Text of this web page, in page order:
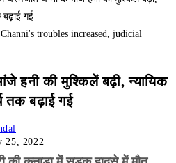
troubles increased, judicial
हनी की मुश्किलें बढ़ी, न्यायिक
तक बढ़ाई गई
25, 2022